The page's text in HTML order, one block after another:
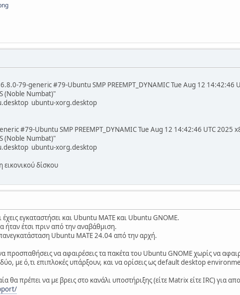
79-generic #79-Ubuntu SMP PREEMPT_DYNAMIC Tue Aug 12 14:42:46
(Noble Numbat)"
ubuntu-xorg.desktop
#79-Ubuntu SMP PREEMPT_DYNAMIC Tue Aug 12 14:42:46 UTC 2025
(Noble Numbat)"
ubuntu-xorg.desktop
εικονικού δίσκου
έχεις εγκαταστήσει και Ubuntu MATE και Ubuntu GNOME.
ήταν έτσι πριν από την αναβάθμιση.
Ubuntu MATE 24.04 από την αρχή.
προσπαθήσεις να αφαιρέσεις τα πακέτα του Ubuntu GNOME χωρίς να
δύο, με ό,τι επιπλοκές υπάρξουν, και να ορίσεις ως default desktop
θα πρέπει να με βρεις στο κανάλι υποστήριξης (είτε Matrix είτε IRC) για